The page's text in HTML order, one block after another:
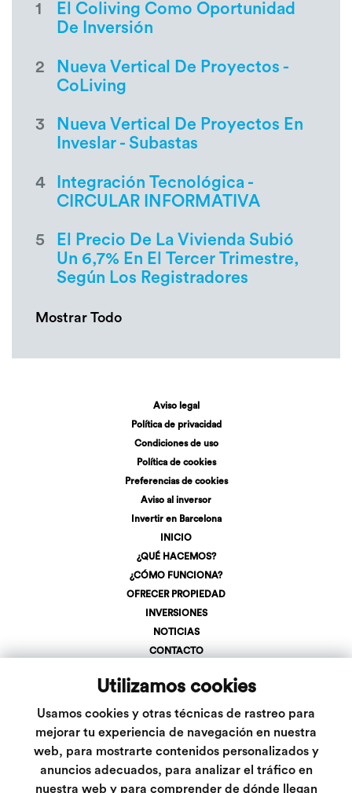
Utilizamos cookies
Usamos cookies y otras técnicas de rastreo para
mejorar tu experiencia de navegación en nuestra
web, para mostrarte contenidos personalizados y
anuncios adecuados, para analizar el tráfico en
nuestra web y para comprender de dónde llegan
1
El Coliving Como Oportunidad
De Inversión
2
Nueva Vertical De Proyectos -
CoLiving
3
Nueva Vertical De Proyectos En
Inveslar - Subastas
4
Integración Tecnológica -
CIRCULAR INFORMATIVA
5
El Precio De La Vivienda Subió
Un 6,7% En El Tercer Trimestre,
Según Los Registradores
Mostrar Todo
Aviso legal
Política de privacidad
Condiciones de uso
Política de cookies
Preferencias de cookies
Aviso al inversor
Invertir en Barcelona
INICIO
¿QUÉ HACEMOS?
¿CÓMO FUNCIONA?
OFRECER PROPIEDAD
INVERSIONES
NOTICIAS
CONTACTO
LOGIN
+34 623 107 275
info@inveslar.com
Follow us